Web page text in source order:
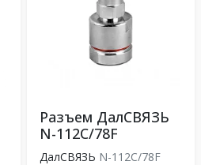
Разъем ДалСВЯЗЬ
N-112C/78F
ДалСВЯЗЬ N-112C/78F